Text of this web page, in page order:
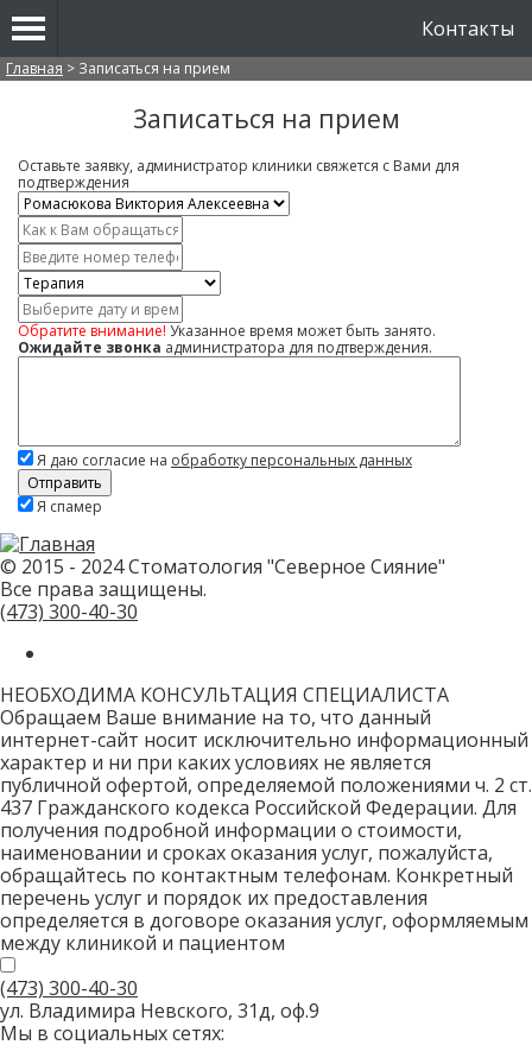
Контакты
Вы здесь
Главная > Записаться на прием
Записаться на прием
Оставьте заявку, администратор клиники свяжется с Вами для
подтверждения
Врач
*
Имя
*
Контактный
телефон
*
Услуга
Дата
и
время
Обратите внимание! Указанное время может быть занято.
Ожидайте звонка администратора для подтверждения.
Комментарий
Я даю согласие на обработку персональных данных
Скажите,
не
заполняйте
это
поле.
CAPTCHA
только
роботов!
Я спамер
© 2015 - 2024 Стоматология "Северное Сияние"
Все права защищены.
(473) 300-40-30
НЕОБХОДИМА КОНСУЛЬТАЦИЯ СПЕЦИАЛИСТА
Обращаем Ваше внимание на то, что данный
интернет-сайт носит исключительно информационный
характер и ни при каких условиях не является
публичной офертой, определяемой положениями ч. 2 ст.
437 Гражданского кодекса Российской Федерации. Для
получения подробной информации о стоимости,
наименовании и сроках оказания услуг, пожалуйста,
обращайтесь по контактным телефонам. Конкретный
перечень услуг и порядок их предоставления
определяется в договоре оказания услуг, оформляемым
между клиникой и пациентом
(473) 300-40-30
ул. Владимира Невского, 31д, оф.9
Мы в социальных сетях: